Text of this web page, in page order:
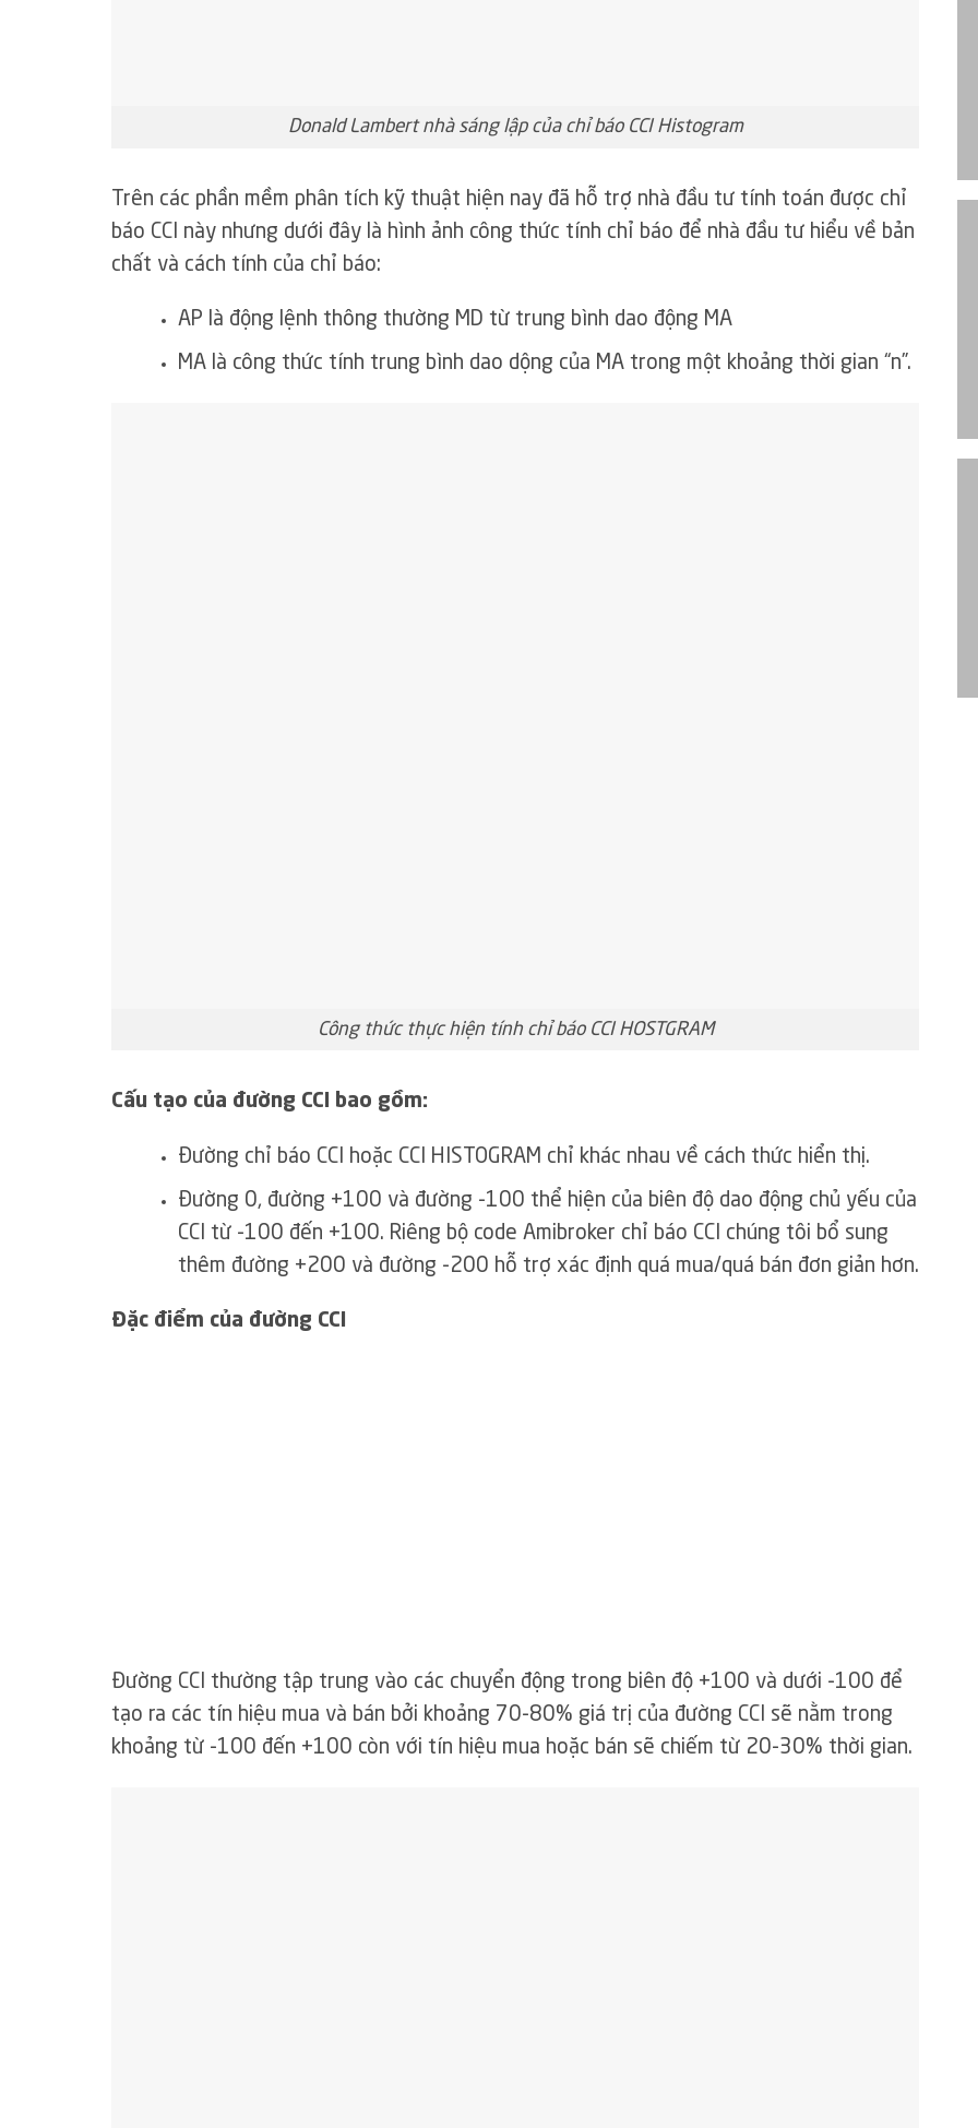
Donald Lambert nhà sáng lập của chỉ báo CCI Histogram
Trên các phần mềm phân tích kỹ thuật hiện nay đã hỗ trợ nhà đầu tư tính toán được chỉ
báo CCI này nhưng dưới đây là hình ảnh công thức tính chỉ báo để nhà đầu tư hiểu về bản
chất và cách tính của chỉ báo:
AP là động lệnh thông thường MD từ trung bình dao động MA
MA là công thức tính trung bình dao dộng của MA trong một khoảng thời gian “n”.
Công thức thực hiện tính chỉ báo CCI HOSTGRAM
Cấu tạo của đường CCI bao gồm:
Đường chỉ báo CCI hoặc CCI HISTOGRAM chỉ khác nhau về cách thức hiển thị.
Đường 0, đường +100 và đường -100 thể hiện của biên độ dao động chủ yếu của
CCI từ -100 đến +100. Riêng bộ code Amibroker chỉ báo CCI chúng tôi bổ sung
thêm đường +200 và đường -200 hỗ trợ xác định quá mua/quá bán đơn giản hơn.
Đặc điểm của đường CCI
Đường CCI thường tập trung vào các chuyển động trong biên độ +100 và dưới -100 để
tạo ra các tín hiệu mua và bán bởi khoảng 70-80% giá trị của đường CCI sẽ nằm trong
khoảng từ -100 đến +100 còn với tín hiệu mua hoặc bán sẽ chiếm từ 20-30% thời gian.